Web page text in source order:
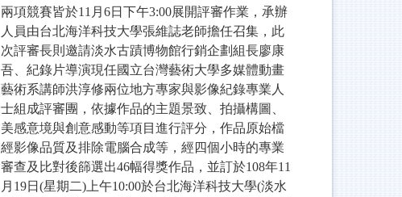
兩項競賽皆於11月6日下午3:00展開評審作業，承辦
人員由台北海洋科技大學張維誌老師擔任召集，此
次評審長則邀請淡水古蹟博物館行銷企劃組長廖康
吾、紀錄片導演現任國立台灣藝術大學多媒體動畫
藝術系講師洪淳修兩位地方專家與影像紀錄專業人
士組成評審團，依據作品的主題景致、拍攝構圖、
美感意境與創意感動等項目進行評分，作品原始檔
經影像品質及排除電腦合成等，經四個小時的專業
審查及比對後篩選出46幅得獎作品，並訂於108年11
月19日(星期二)上午10:00於台北海洋科技大學(淡水